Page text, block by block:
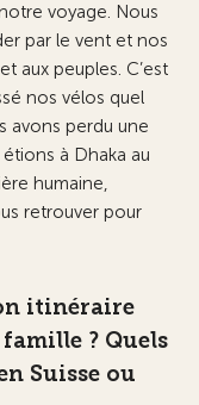
voyage. Nous
par le vent et nos
aux peuples. C’est
nos vélos quel
avons perdu une
à Dhaka au
humaine,
retrouver pour
itinéraire
? Quels
Suisse ou